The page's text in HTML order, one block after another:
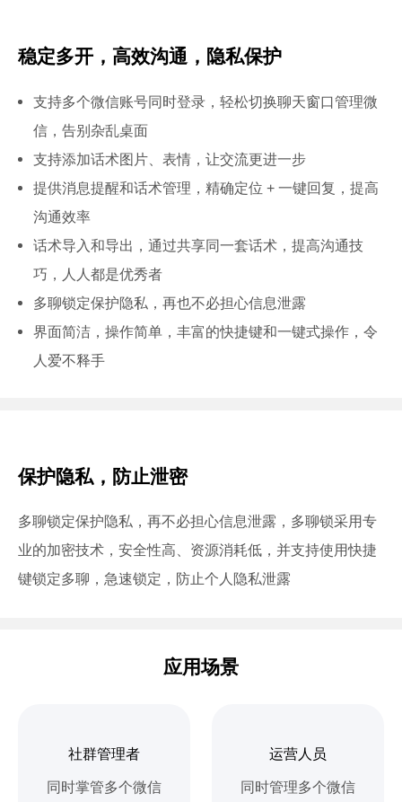
稳定多开，高效沟通，隐私保护
支持多个微信账号同时登录，轻松切换聊天窗口管理微
信，告别杂乱桌面
支持添加话术图片、表情，让交流更进一步
提供消息提醒和话术管理，精确定位 + 一键回复，提高
沟通效率
话术导入和导出，通过共享同一套话术，提高沟通技
巧，人人都是优秀者
多聊锁定保护隐私，再也不必担心信息泄露
界面简洁，操作简单，丰富的快捷键和一键式操作，令
人爱不释手
保护隐私，防止泄密
多聊锁定保护隐私，再不必担心信息泄露，多聊锁采用专
业的加密技术，安全性高、资源消耗低，并支持使用快捷
键锁定多聊，急速锁定，防止个人隐私泄露
应用场景
社群管理者
同时掌管多个微信
运营人员
同时管理多个微信